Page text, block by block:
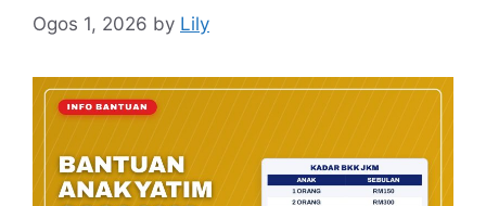
Ogos 1, 2026 by Lily